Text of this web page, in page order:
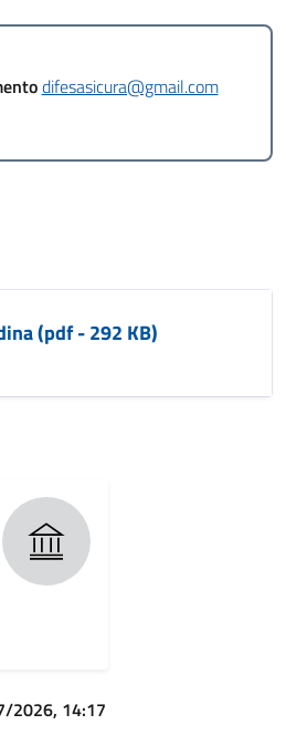
difesasicura@gmail.com
(pdf - 292 KB)
2026, 14:17